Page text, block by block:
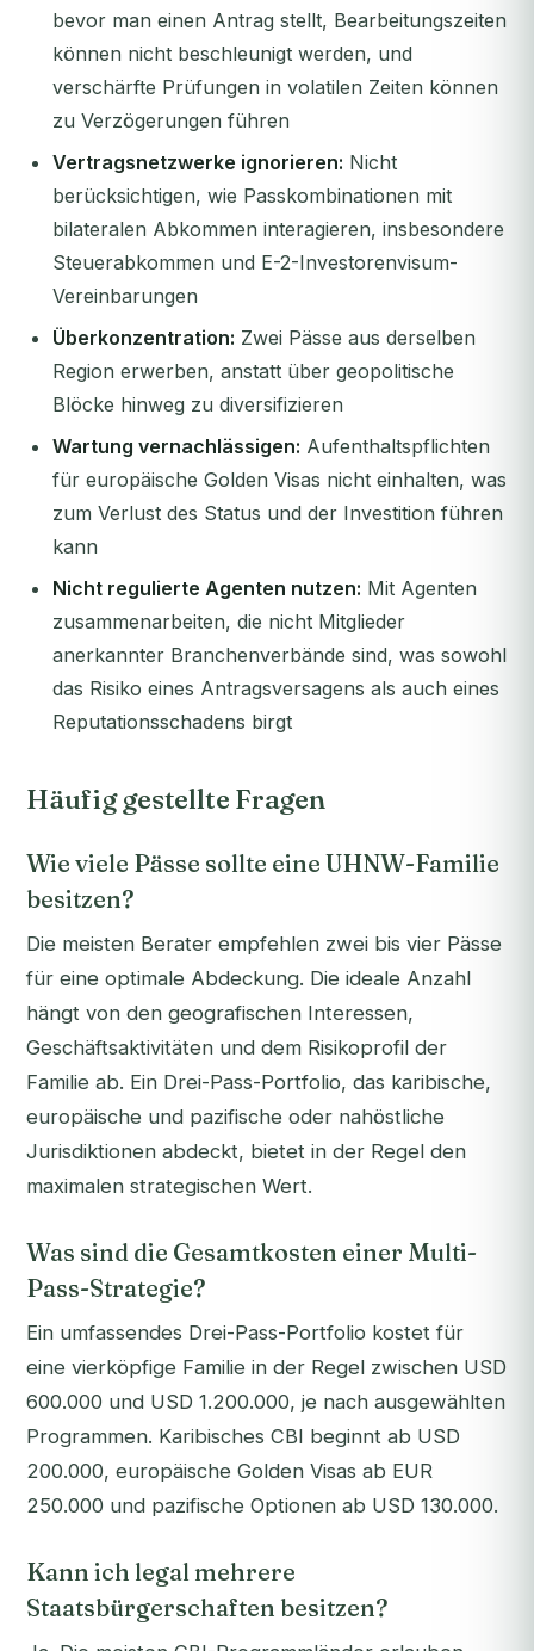
bevor man einen Antrag stellt, Bearbeitungszeiten
können nicht beschleunigt werden, und
verschärfte Prüfungen in volatilen Zeiten können
zu Verzögerungen führen
Vertragsnetzwerke ignorieren: Nicht
berücksichtigen, wie Passkombinationen mit
bilateralen Abkommen interagieren, insbesondere
Steuerabkommen und E-2-Investorenvisum-
Vereinbarungen
Überkonzentration: Zwei Pässe aus derselben
Region erwerben, anstatt über geopolitische
Blöcke hinweg zu diversifizieren
Wartung vernachlässigen: Aufenthaltspflichten
für europäische Golden Visas nicht einhalten, was
zum Verlust des Status und der Investition führen
kann
Nicht regulierte Agenten nutzen: Mit Agenten
zusammenarbeiten, die nicht Mitglieder
anerkannter Branchenverbände sind, was sowohl
das Risiko eines Antragsversagens als auch eines
Reputationsschadens birgt
Häufig gestellte Fragen
Wie viele Pässe sollte eine UHNW-Familie
besitzen?
Die meisten Berater empfehlen zwei bis vier Pässe
für eine optimale Abdeckung. Die ideale Anzahl
hängt von den geografischen Interessen,
Geschäftsaktivitäten und dem Risikoprofil der
Familie ab. Ein Drei-Pass-Portfolio, das karibische,
europäische und pazifische oder nahöstliche
Jurisdiktionen abdeckt, bietet in der Regel den
maximalen strategischen Wert.
Was sind die Gesamtkosten einer Multi-
Pass-Strategie?
Ein umfassendes Drei-Pass-Portfolio kostet für
eine vierköpfige Familie in der Regel zwischen USD
600.000 und USD 1.200.000, je nach ausgewählten
Programmen. Karibisches CBI beginnt ab USD
200.000, europäische Golden Visas ab EUR
250.000 und pazifische Optionen ab USD 130.000.
Kann ich legal mehrere
Staatsbürgerschaften besitzen?